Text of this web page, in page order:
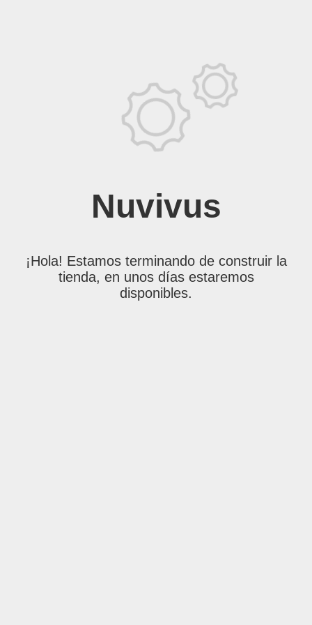
Nuvivus
¡Hola! Estamos terminando de construir la
tienda, en unos días estaremos
disponibles.